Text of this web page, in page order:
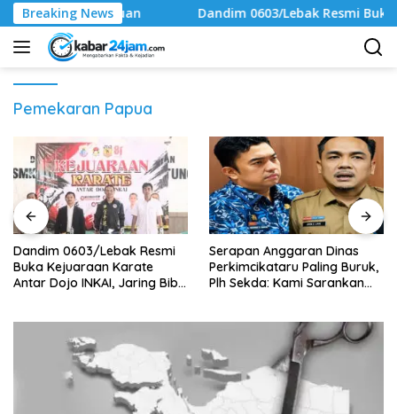
Langsung
ke
konten
Breaking News
Taduan Dandim 0603/Lebak Resmi Buka Kejuaraan
Pemekaran Papua
Dandim 0603/Lebak Resmi
Buka Kejuaraan Karate
Antar Dojo INKAI, Jaring Bibit
Serapan Anggaran Dinas
Perkimcikataru Paling Buruk,
Plh Sekda: Kami Sarankan